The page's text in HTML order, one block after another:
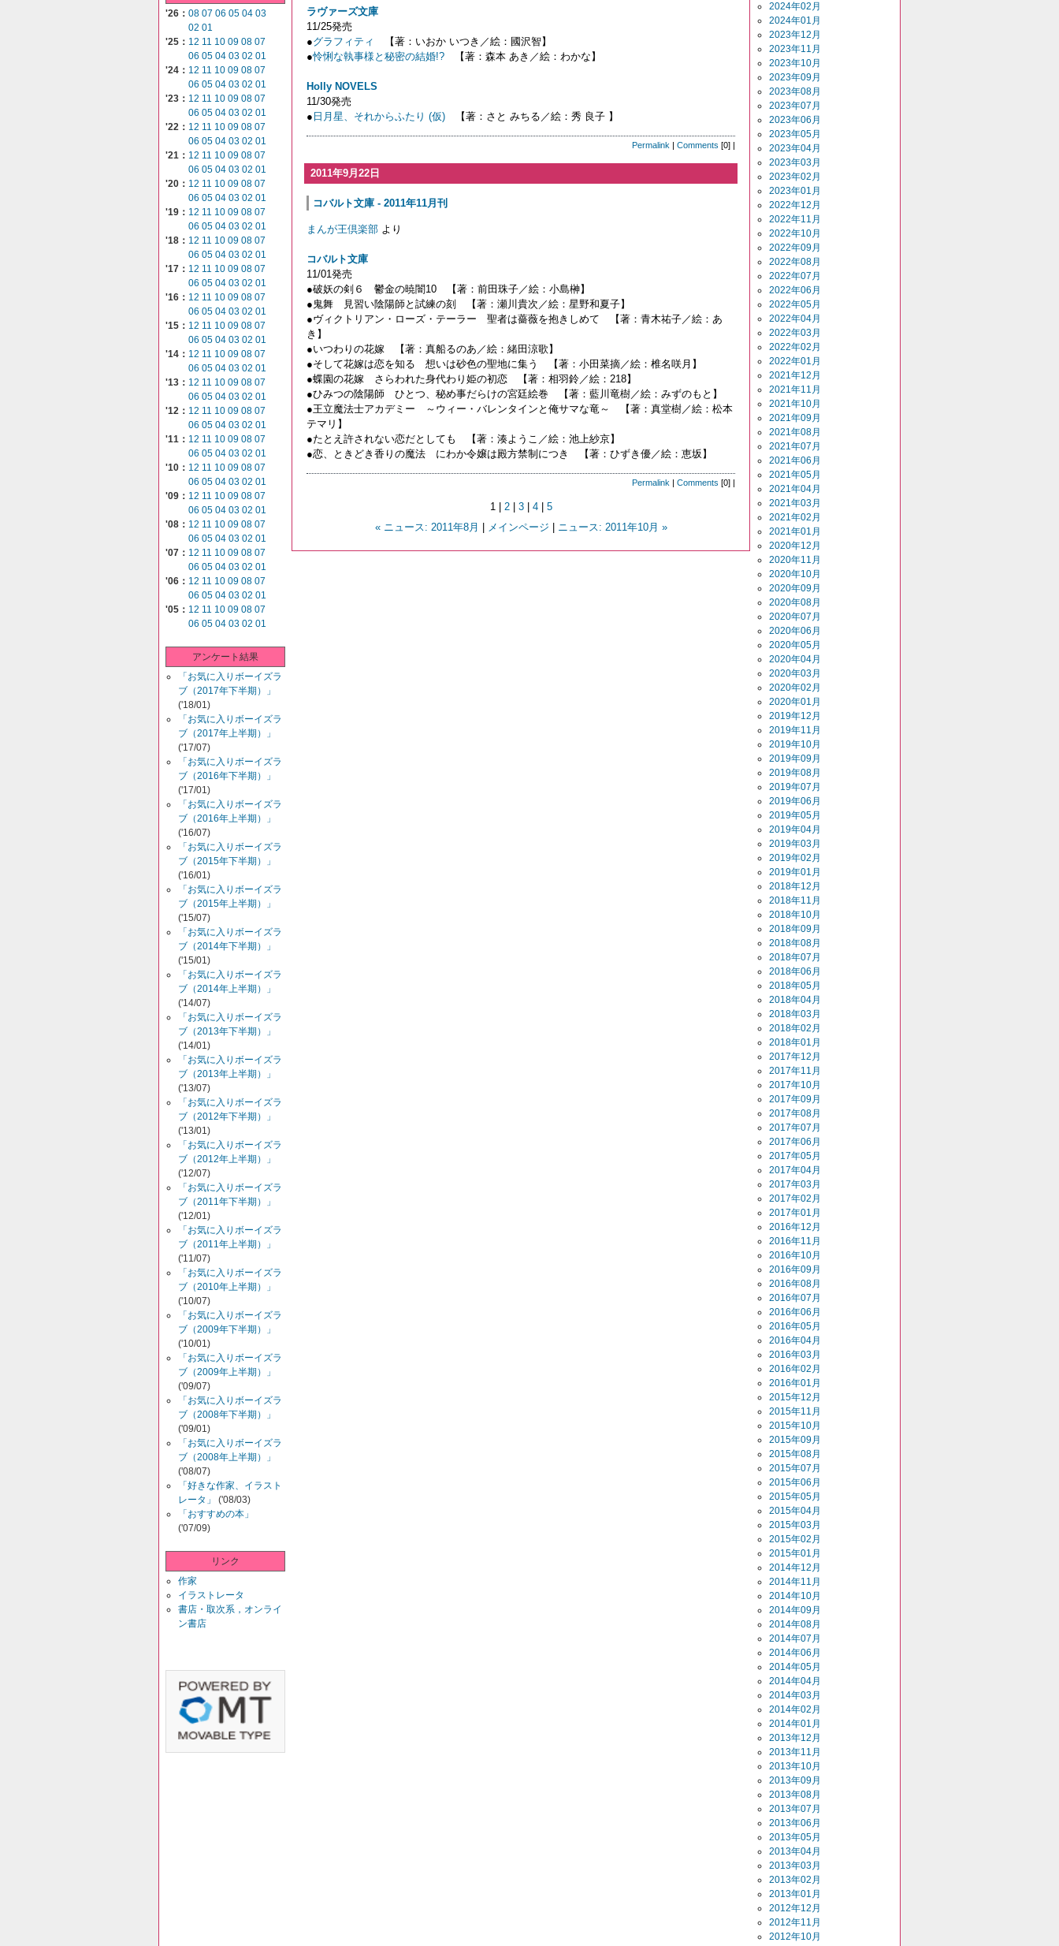
'26： 08 07 06 05 04 03
02 01
'25： 12 11 10 09 08 07
06 05 04 03 02 01
'24： 12 11 10 09 08 07
06 05 04 03 02 01
'23： 12 11 10 09 08 07
06 05 04 03 02 01
'22： 12 11 10 09 08 07
06 05 04 03 02 01
'21： 12 11 10 09 08 07
06 05 04 03 02 01
'20： 12 11 10 09 08 07
06 05 04 03 02 01
'19： 12 11 10 09 08 07
06 05 04 03 02 01
'18： 12 11 10 09 08 07
06 05 04 03 02 01
'17： 12 11 10 09 08 07
06 05 04 03 02 01
'16： 12 11 10 09 08 07
06 05 04 03 02 01
'15： 12 11 10 09 08 07
06 05 04 03 02 01
'14： 12 11 10 09 08 07
06 05 04 03 02 01
'13： 12 11 10 09 08 07
06 05 04 03 02 01
'12： 12 11 10 09 08 07
06 05 04 03 02 01
'11： 12 11 10 09 08 07
06 05 04 03 02 01
'10： 12 11 10 09 08 07
06 05 04 03 02 01
'09： 12 11 10 09 08 07
06 05 04 03 02 01
'08： 12 11 10 09 08 07
06 05 04 03 02 01
'07： 12 11 10 09 08 07
06 05 04 03 02 01
'06： 12 11 10 09 08 07
06 05 04 03 02 01
'05： 12 11 10 09 08 07
06 05 04 03 02 01
アンケート結果
「お気に入りボーイズラ
ブ（2017年下半期）」
('18/01)
「お気に入りボーイズラ
ブ（2017年上半期）」
('17/07)
「お気に入りボーイズラ
ブ（2016年下半期）」
('17/01)
「お気に入りボーイズラ
ブ（2016年上半期）」
('16/07)
「お気に入りボーイズラ
ブ（2015年下半期）」
('16/01)
「お気に入りボーイズラ
ブ（2015年上半期）」
('15/07)
「お気に入りボーイズラ
ブ（2014年下半期）」
('15/01)
「お気に入りボーイズラ
ブ（2014年上半期）」
('14/07)
「お気に入りボーイズラ
ブ（2013年下半期）」
('14/01)
「お気に入りボーイズラ
ブ（2013年上半期）」
('13/07)
「お気に入りボーイズラ
ブ（2012年下半期）」
('13/01)
「お気に入りボーイズラ
ブ（2012年上半期）」
('12/07)
「お気に入りボーイズラ
ブ（2011年下半期）」
('12/01)
「お気に入りボーイズラ
ブ（2011年上半期）」
('11/07)
「お気に入りボーイズラ
ブ（2010年上半期）」
('10/07)
「お気に入りボーイズラ
ブ（2009年下半期）」
('10/01)
「お気に入りボーイズラ
ブ（2009年上半期）」
('09/07)
「お気に入りボーイズラ
ブ（2008年下半期）」
('09/01)
「お気に入りボーイズラ
ブ（2008年上半期）」
('08/07)
「好きな作家、イラスト
レータ」
('08/03)
「おすすめの本」
('07/09)
リンク
作家
イラストレータ
書店・取次系，オンライ
ン書店
ラヴァーズ文庫
11/25発売
●グラフィティ
【著：いおか いつき／絵：國沢智】
●怜悧な執事様と秘密の結婚!? 【著：森本 あき／絵：わかな】
Holly NOVELS
11/30発売
● 日月星、それからふたり (仮) 【著：さと みちる／絵：秀 良子 】
Permalink Comments [0] |
2011年9月22日
コバルト文庫 - 2011年11月刊
まんが王倶楽部 より
コバルト文庫
11/01発売
●破妖の剣６ 鬱金の暁闇10 【著：前田珠子／絵：小島榊】
●鬼舞 見習い陰陽師と試練の刻 【著：瀬川貴次／絵：星野和夏子】
●ヴィクトリアン・ローズ・テーラー 聖者は薔薇を抱きしめて 【著：青木祐子／絵：あ
き】
●いつわりの花嫁 【著：真船るのあ／絵：緒田涼歌】
●そして花嫁は恋を知る 想いは砂色の聖地に集う 【著：小田菜摘／絵：椎名咲月】
●蝶園の花嫁 さらわれた身代わり姫の初恋 【著：相羽鈴／絵：218】
●ひみつの陰陽師 ひとつ、秘め事だらけの宮廷絵巻 【著：藍川竜樹／絵：みずのもと】
●王立魔法士アカデミー ～ウィー・バレンタインと俺サマな竜～ 【著：真堂樹／絵：松本
テマリ】
●たとえ許されない恋だとしても 【著：湊ようこ／絵：池上紗京】
●恋、ときどき香りの魔法 にわか令嬢は殿方禁制につき 【著：ひずき優／絵：恵坂】
Permalink | Comments [0] |
1 | 2| 3| 4| 5
« ニュース: 2011年8月 | メインページ | ニュース: 2011年10月 »
2024年02月
2024年01月
2023年12月
2023年11月
2023年10月
2023年09月
2023年08月
2023年07月
2023年06月
2023年05月
2023年04月
2023年03月
2023年02月
2023年01月
2022年12月
2022年11月
2022年10月
2022年09月
2022年08月
2022年07月
2022年06月
2022年05月
2022年04月
2022年03月
2022年02月
2022年01月
2021年12月
2021年11月
2021年10月
2021年09月
2021年08月
2021年07月
2021年06月
2021年05月
2021年04月
2021年03月
2021年02月
2021年01月
2020年12月
2020年11月
2020年10月
2020年09月
2020年08月
2020年07月
2020年06月
2020年05月
2020年04月
2020年03月
2020年02月
2020年01月
2019年12月
2019年11月
2019年10月
2019年09月
2019年08月
2019年07月
2019年06月
2019年05月
2019年04月
2019年03月
2019年02月
2019年01月
2018年12月
2018年11月
2018年10月
2018年09月
2018年08月
2018年07月
2018年06月
2018年05月
2018年04月
2018年03月
2018年02月
2018年01月
2017年12月
2017年11月
2017年10月
2017年09月
2017年08月
2017年07月
2017年06月
2017年05月
2017年04月
2017年03月
2017年02月
2017年01月
2016年12月
2016年11月
2016年10月
2016年09月
2016年08月
2016年07月
2016年06月
2016年05月
2016年04月
2016年03月
2016年02月
2016年01月
2015年12月
2015年11月
2015年10月
2015年09月
2015年08月
2015年07月
2015年06月
2015年05月
2015年04月
2015年03月
2015年02月
2015年01月
2014年12月
2014年11月
2014年10月
2014年09月
2014年08月
2014年07月
2014年06月
2014年05月
2014年04月
2014年03月
2014年02月
2014年01月
2013年12月
2013年11月
2013年10月
2013年09月
2013年08月
2013年07月
2013年06月
2013年05月
2013年04月
2013年03月
2013年02月
2013年01月
2012年12月
2012年11月
2012年10月